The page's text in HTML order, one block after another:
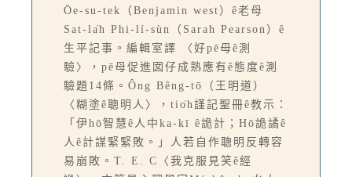
Ōe-su-tek（Benjamin west）ê老母
Sat-la̍h Phi-lí-sùn（Sarah Pearson）ê
生平記事。編輯室譯 〈好pē母ê測
驗〉，pē母促進囡仔成熟應有ê態度ê測
驗題14條。Ông Bêng-tō（王明道）
〈糊塗ê聰明人〉，tio̍h謹記聖冊ê教示：
「伊hō͘智慧ê人中ka-kī ê詭計；Hō͘詭譎ê
人ê計謀緊緊敗。」人若自作聰明反轉容
易崩敗。T. E. C〈我克服見笑ê經